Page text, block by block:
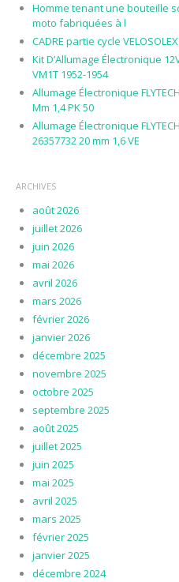
Homme tenant une bouteille
moto fabriquées à l
CADRE partie cycle
Kit D’Allumage Électronique
VM1T 1952-1954
Allumage Électronique
Mm 1,4 PK 50
Allumage Électronique
26357732 20 mm 1,6 VE
ARCHIVES
août 2026
juillet 2026
juin 2026
mai 2026
avril 2026
mars 2026
février 2026
janvier 2026
décembre 2025
novembre 2025
octobre 2025
septembre 2025
août 2025
juillet 2025
juin 2025
mai 2025
avril 2025
mars 2025
février 2025
janvier 2025
décembre 2024